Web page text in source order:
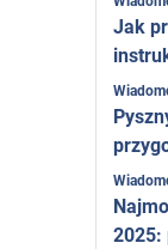
Jak
2025: